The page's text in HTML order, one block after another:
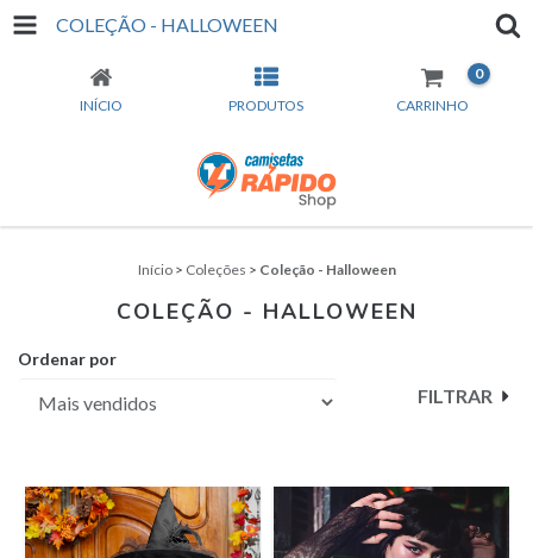
COLEÇÃO - HALLOWEEN
INÍCIO PRODUTOS CARRINHO
0
Início > Coleções > Coleção - Halloween
COLEÇÃO - HALLOWEEN
Ordenar por
FILTRAR